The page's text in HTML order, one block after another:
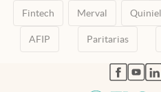
Fintech Merval
AFIP Paritarias
abre